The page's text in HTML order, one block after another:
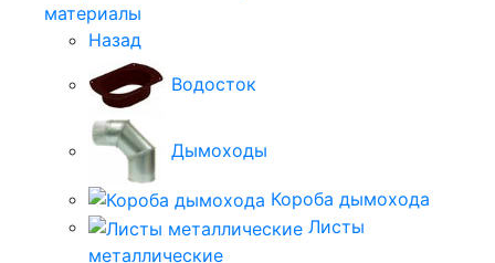
материалы
Назад
Водосток
Дымоходы
Короба дымохода
Листы
металлические